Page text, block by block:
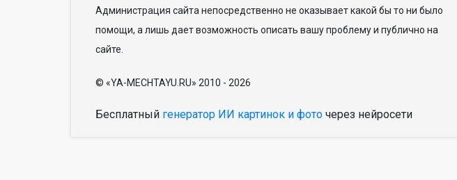
Администрация сайта непосредственно не оказывает какой бы то ни было
помощи, а лишь дает возможность описать вашу проблему и публично на
сайте.
© «YA-MECHTAYU.RU» 2010 - 2026
Бесплатный генератор ИИ картинок и фото через нейросети